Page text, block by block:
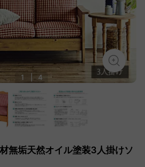
1 4
無垢天然オイル塗装3人掛けソ